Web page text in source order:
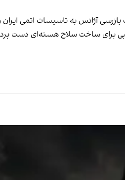
آژانس به تاسیسات اتمی ایران
برای ساخت سلاح هسته‌ای دست